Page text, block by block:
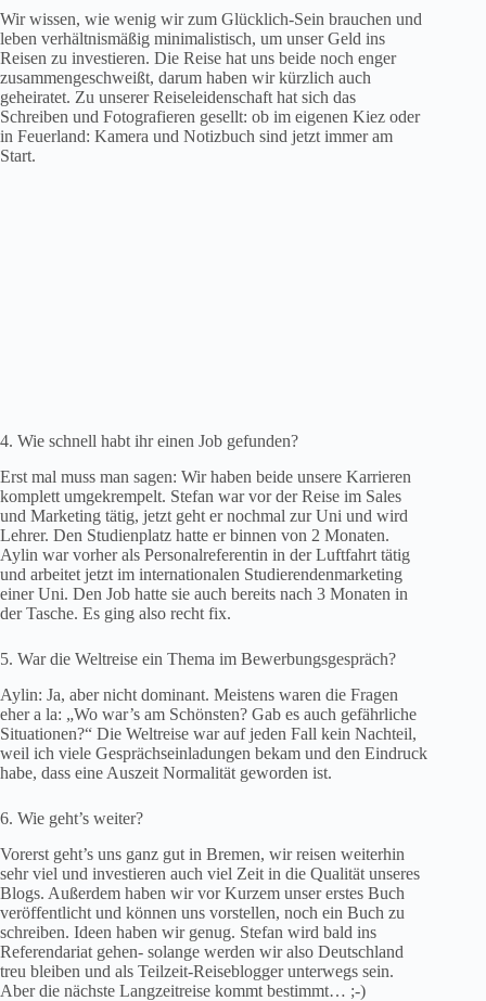
Wir wissen, wie wenig wir zum Glücklich-Sein brauchen und
leben verhältnismäßig minimalistisch, um unser Geld ins
Reisen zu investieren. Die Reise hat uns beide noch enger
zusammengeschweißt, darum haben wir kürzlich auch
geheiratet. Zu unserer Reiseleidenschaft hat sich das
Schreiben und Fotografieren gesellt: ob im eigenen Kiez oder
in Feuerland: Kamera und Notizbuch sind jetzt immer am
Start.
4. Wie schnell habt ihr einen Job gefunden?
Erst mal muss man sagen: Wir haben beide unsere Karrieren
komplett umgekrempelt. Stefan war vor der Reise im Sales
und Marketing tätig, jetzt geht er nochmal zur Uni und wird
Lehrer. Den Studienplatz hatte er binnen von 2 Monaten.
Aylin war vorher als Personalreferentin in der Luftfahrt tätig
und arbeitet jetzt im internationalen Studierendenmarketing
einer Uni. Den Job hatte sie auch bereits nach 3 Monaten in
der Tasche. Es ging also recht fix.
5. War die Weltreise ein Thema im Bewerbungsgespräch?
Aylin: Ja, aber nicht dominant. Meistens waren die Fragen
eher a la: „Wo war’s am Schönsten? Gab es auch gefährliche
Situationen?“ Die Weltreise war auf jeden Fall kein Nachteil,
weil ich viele Gesprächseinladungen bekam und den Eindruck
habe, dass eine Auszeit Normalität geworden ist.
6. Wie geht’s weiter?
Vorerst geht’s uns ganz gut in Bremen, wir reisen weiterhin
sehr viel und investieren auch viel Zeit in die Qualität unseres
Blogs. Außerdem haben wir vor Kurzem unser erstes Buch
veröffentlicht und können uns vorstellen, noch ein Buch zu
schreiben. Ideen haben wir genug. Stefan wird bald ins
Referendariat gehen- solange werden wir also Deutschland
treu bleiben und als Teilzeit-Reiseblogger unterwegs sein.
Aber die nächste Langzeitreise kommt bestimmt… ;-)